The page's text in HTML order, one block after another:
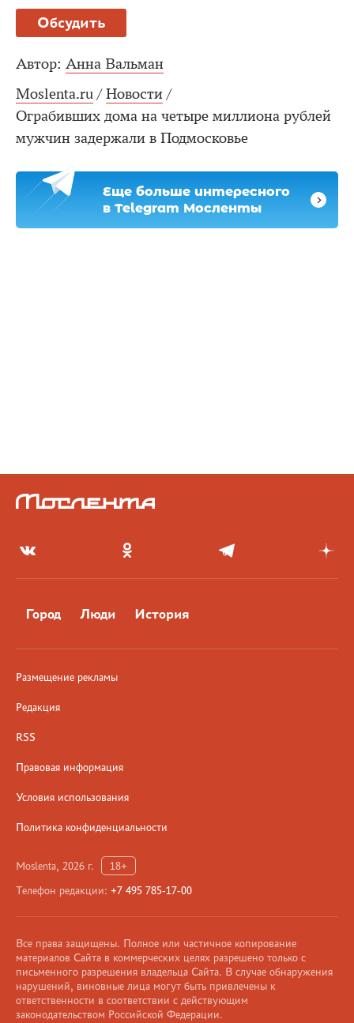
Обсудить
Автор: Анна Вальман
Moslenta.ru / Новости /
Ограбивших дома на четыре миллиона рублей
мужчин задержали в Подмосковье
Еще больше интересного
в Telegram Мосленты
Город Люди История
Размещение рекламы
Редакция
RSS
Правовая информация
Условия использования
Политика конфиденциальности
Moslenta, 2026 г.
18+
Телефон редакции: +7 495 785-17-00
Все права защищены. Полное или частичное копирование
материалов Сайта в коммерческих целях разрешено только с
письменного разрешения владельца Сайта. В случае обнаружения
нарушений, виновные лица могут быть привлечены к
ответственности в соответствии с действующим
законодательством Российской Федерации.